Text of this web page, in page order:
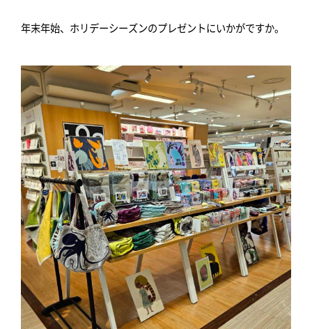
年末年始、ホリデーシーズンのプレゼントにいかがですか。